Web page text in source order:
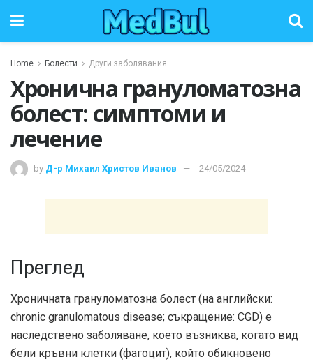
Home Болести Други заболявания
Хронична грануломатозна
болест: симптоми и
лечение
by Д-р Михаил Христов Иванов 24/05/2024
Преглед
Хроничната грануломатозна болест (на английски:
chronic granulomatous disease; съкращение: CGD) е
наследствено заболяване, което възниква, когато вид
бели кръвни клетки (фагоцит), който обикновено